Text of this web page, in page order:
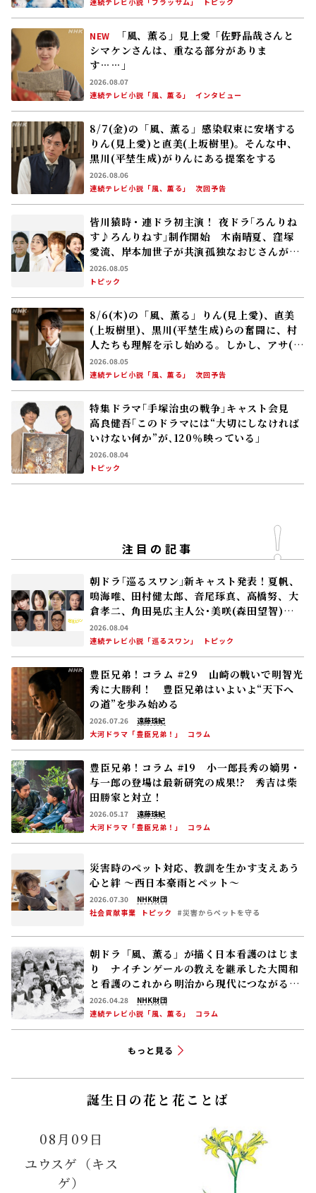
NEW
「風、薫る」見上愛「佐野晶哉さんと
シマケンさんは、重なる部分がありま
す……」
2026.08.07
連続テレビ小説「風、薫る」
インタビュー
8/7(金)の「風、薫る」感染収束に安堵する
りん(見上愛)と直美(上坂樹里)。そんな中、
黒川(平埜生成)がりんにある提案をする
2026.08.06
連続テレビ小説「風、薫る」
次回予告
皆川猿時・連ドラ初主演！ 夜ドラ｢ろんりね
す♪ろんりねす｣制作開始 木南晴夏、窪塚
愛流、岸本加世子が共演――孤独なおじさんが､
人生でやり残したことに向き合う
2026.08.05
トピック
8/6(木)の「風、薫る」りん(見上愛)、直美
(上坂樹里)、黒川(平埜生成)らの奮闘に、村
人たちも理解を示し始める。しかし、アサ(美
山加恋)の容体はなかなか改善せず……
2026.08.05
連続テレビ小説「風、薫る」
次回予告
特集ドラマ｢手塚治虫の戦争｣キャスト会見
高良健吾｢このドラマには“大切にしなければ
いけない何か”が､120％映っている」
2026.08.04
トピック
注目の記事
朝ドラ｢巡るスワン｣新キャスト発表！夏帆、
鳴海唯、田村健太郎、音尾琢真、高橋努、大
倉孝二、角田晃広――主人公･美咲(森田望智)が
交流する警察署の人々 2027年度前期放送
2026.08.04
連続テレビ小説「巡るスワン」
トピック
豊臣兄弟！コラム #29 山崎の戦いで明智光
秀に大勝利！ 豊臣兄弟はいよいよ“天下へ
の道”を歩み始める
2026.07.26
遠藤珠紀
大河ドラマ「豊臣兄弟！」
コラム
豊臣兄弟！コラム #19 小一郎長秀の嫡男・
与一郎の登場は最新研究の成果!? 秀吉は柴
田勝家と対立！
2026.05.17
遠藤珠紀
大河ドラマ「豊臣兄弟！」
コラム
災害時のペット対応、教訓を生かす――支えあう
心と絆 〜西日本豪雨とペット〜
2026.07.30
NHK財団
社会貢献事業
トピック #災害からペットを守る
朝ドラ「風、薫る」が描く日本看護のはじま
り ナイチンゲールの教えを継承した大関和
と看護のこれから――明治から現代につながる道
【後編】
2026.04.28
NHK財団
連続テレビ小説「風、薫る」
コラム
もっと見る
誕生日の花と花ことば
08月09日
ユウスゲ（キス
ゲ）